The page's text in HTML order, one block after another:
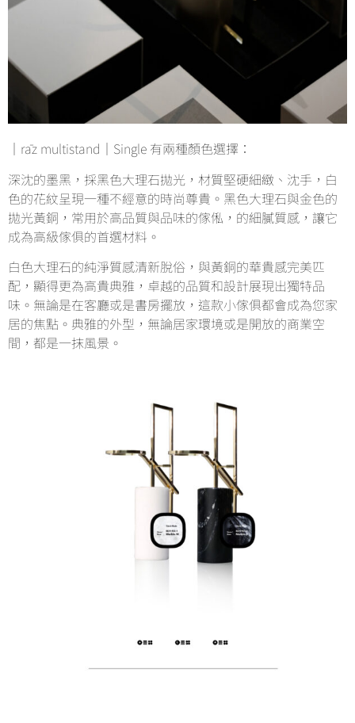
｜rāz multistand｜Single 有兩種顏色選擇：
深沈的墨黑，採黑色大理石拋光，材質堅硬細緻、沈手，白
色的花紋呈現一種不經意的時尚尊貴。黑色大理石與金色的
拋光黃銅，常用於高品質與品味的傢俬，的細膩質感，讓它
成為高級傢俱的首選材料。
白色大理石的純淨質感清新脫俗，與黃銅的華貴感完美匹
配，顯得更為高貴典雅，卓越的品質和設計展現出獨特品
味。無論是在客廳或是書房擺放，這款小傢俱都會成為您家
居的焦點。 典雅的外型，無論居家環境或是開放的商業空
間，都是一抹風景 。